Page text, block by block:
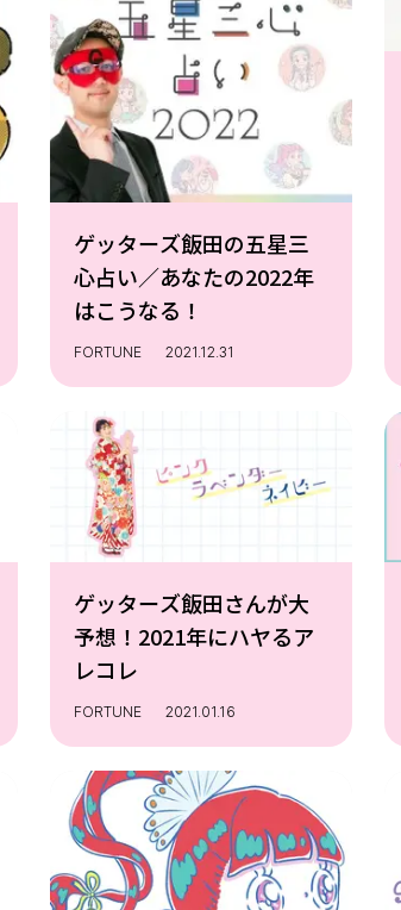
ゲッターズ飯田の五星三
心占い／あなたの2022年
はこうなる！
FORTUNE 2021.12.31
ゲッターズ飯田さんが大
予想！2021年にハヤるア
レコレ
FORTUNE 2021.01.16